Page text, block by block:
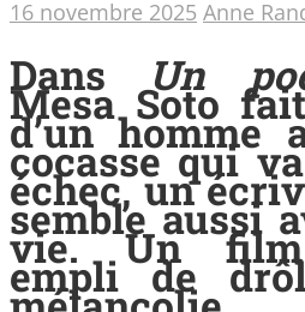
16 novembre 2025 Anne
Dans Un
Mesa Soto
d’un homme
cocasse qui
échec, un
semble aussi
vie. Un film
empli de